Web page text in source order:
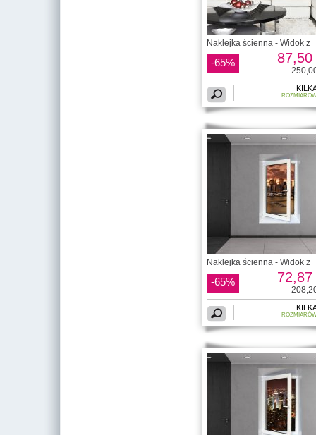
Naklejka ścienna - Widok z
-65% 87,50
Naklejka ścienna - Widok z
-65% 72,87